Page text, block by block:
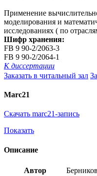
Применение
моделирования и
исследованиях ( по
Шифр хранения:
FB 9 90-2/2063-3
FB 9 90-2/2064-1
К диссертации
Заказать в читальный зал
Marc21
Скачать marc21-запись
Показать
Описание
Автор